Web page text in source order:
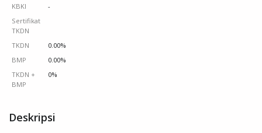
KBKI
-
Sertifikat
TKDN
TKDN
0.00%
BMP
0.00%
TKDN +
BMP
0%
Deskripsi